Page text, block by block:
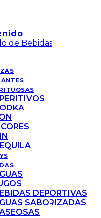
DEPORTIVAS
SABORIZADAS